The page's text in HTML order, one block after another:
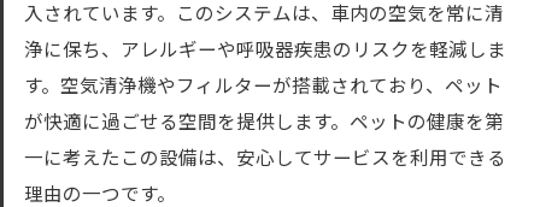
入されています。このシステムは、車内の空気を常に清
浄に保ち、アレルギーや呼吸器疾患のリスクを軽減しま
す。空気清浄機やフィルターが搭載されており、ペット
が快適に過ごせる空間を提供します。ペットの健康を第
一に考えたこの設備は、安心してサービスを利用できる
理由の一つです。